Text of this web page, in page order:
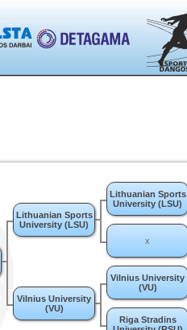
Lithuanian Sports
University (LSU)
Vilnius University
(VU)
Vilnius University
(VU)
Riga Stradins
Lithuanian Sports
University (LSU)
x